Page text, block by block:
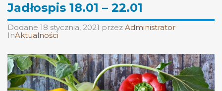
Jadłospis 18.01 – 22.01
Dodane 18 stycznia, 2021 przez Administrator
InAktualności